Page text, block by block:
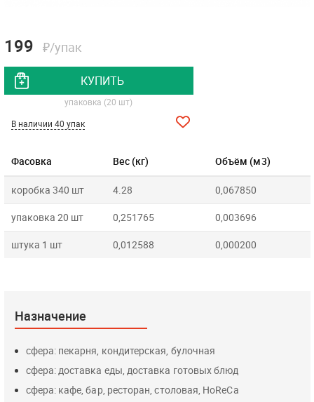
Фасовка Вес (кг) Объём (м3)
коробка 340 шт 4.28 0,067850
упаковка 20 шт 0,251765 0,003696
штука 1 шт 0,012588 0,000200
199 ₽/упак
КУПИТЬ
упаковка (20 шт)
В наличии 40 упак
Назначение
сфера: пекарня, кондитерская, булочная
сфера: доставка еды, доставка готовых блюд
сфера: кафе, бар, ресторан, столовая, HoReCa